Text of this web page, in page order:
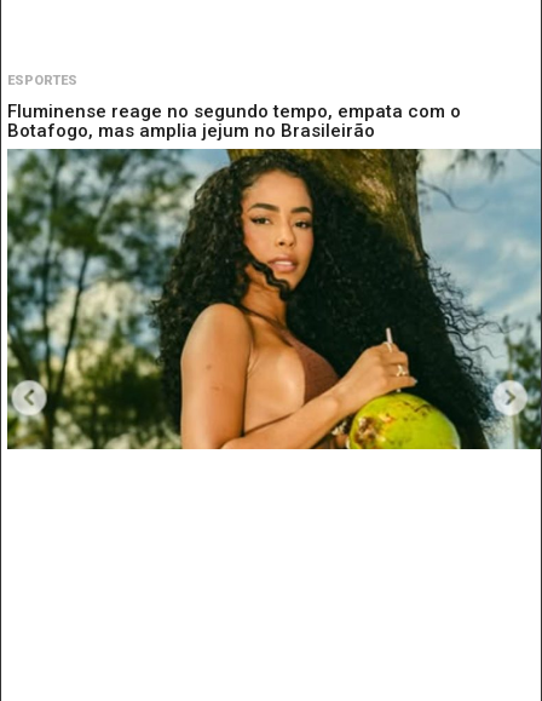
ESPORTES
Fluminense reage no segundo tempo, empata com o
Botafogo, mas amplia jejum no Brasileirão